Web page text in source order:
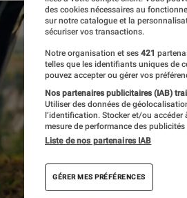
des cookies nécessaires au
sur notre catalogue et la
sécuriser vos transactions.
Notre organisation et ses 421
telles que les identifiants uniques de
pouvez accepter ou gérer vos
Nos partenaires publicitaires (IAB)
Utiliser des données de
l’identification. Stocker et/ou
mesure de performance des
Liste de nos partenaires IAB
GÉRER MES PRÉFÉRENCES